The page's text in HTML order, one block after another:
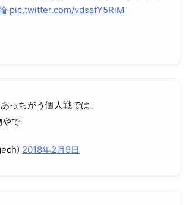
pic.twitter.com/vdsafY5RiM
っちがう個人戦では」
やで
2018年2月9日